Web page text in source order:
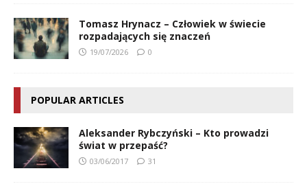
Tomasz Hrynacz – Człowiek w świecie
rozpadających się znaczeń
19/07/2026 0
POPULAR ARTICLES
Aleksander Rybczyński – Kto prowadzi
świat w przepaść?
03/06/2017 31